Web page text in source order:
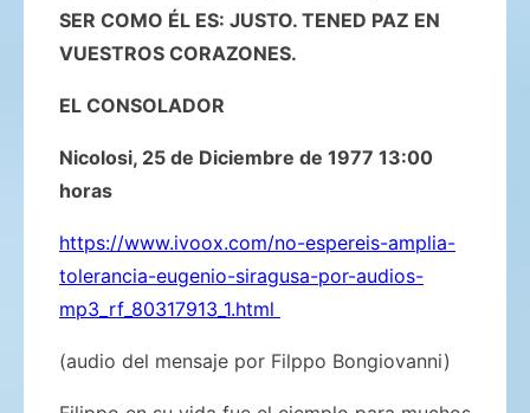
SER COMO ÉL ES: JUSTO. TENED PAZ EN
VUESTROS CORAZONES.
EL CONSOLADOR
Nicolosi, 25 de Diciembre de 1977 13:00
horas
https://www.ivoox.com/no-espereis-amplia-
tolerancia-eugenio-siragusa-por-audios-
mp3_rf_80317913_1.html
(audio del mensaje por Filppo Bongiovanni)